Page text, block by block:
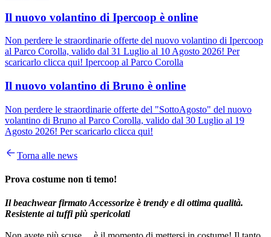
Il nuovo volantino di Ipercoop è online
Non perdere le straordinarie offerte del nuovo volantino di Ipercoop
al Parco Corolla, valido dal 31 Luglio al 10 Agosto 2026! Per
scaricarlo clicca qui! Ipercoop al Parco Corolla
Il nuovo volantino di Bruno è online
Non perdere le straordinarie offerte del "SottoAgosto" del nuovo
volantino di Bruno al Parco Corolla, valido dal 30 Luglio al 19
Agosto 2026! Per scaricarlo clicca qui!
Torna alle news
Prova costume non ti temo!
Il beachwear firmato Accessorize è trendy e di ottima qualità.
Resistente ai tuffi più spericolati